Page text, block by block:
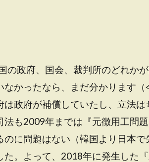
の政府、国会、裁判所のどれか
なかったなら、まだ分かります
は政府が補償していたし、立法
法も2009年までは『元徴用工問
のに問題はない（韓国より日本
た。よって、2018年に発生した